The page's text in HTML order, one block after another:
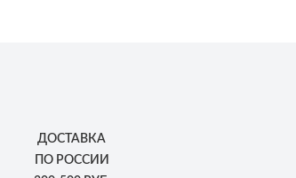
ДОСТАВКА
ПО РОССИИ